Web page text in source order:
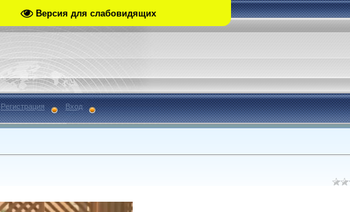
Версия для слабовидящих
Регистрация Вход